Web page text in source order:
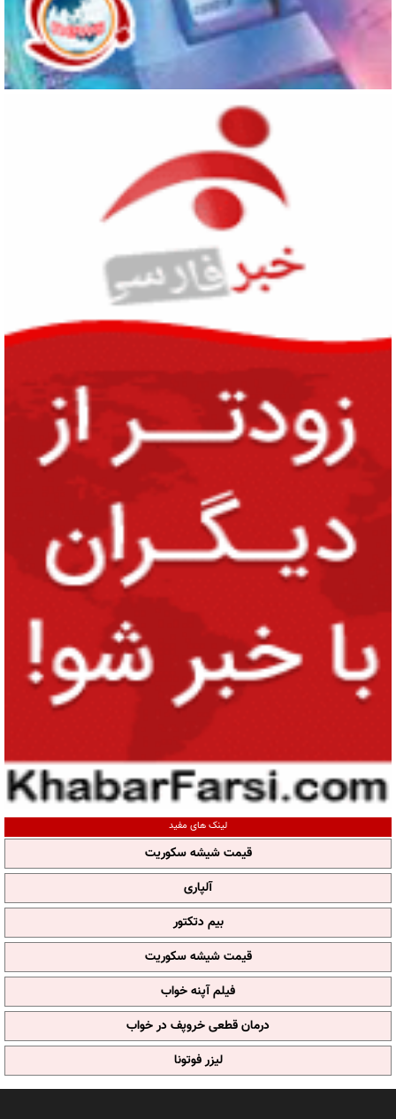
لینک های مفید
قیمت شیشه سکوریت
آلپاری
بیم دتکتور
قیمت شیشه سکوریت
فیلم آپنه خواب
درمان قطعی خروپف در خواب
لیزر فوتونا